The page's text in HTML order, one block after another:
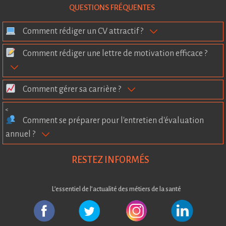
QUESTIONS FRÉQUENTES
Comment rédiger un CV attractif ?
Comment rédiger une lettre de motivation efficace ?
Comment gérer sa carrière ?
<
Comment se préparer pour l'entretien d'évaluation
annuel ?
RESTEZ INFORMÉS
L’essentiel de l’actualité des métiers de la santé